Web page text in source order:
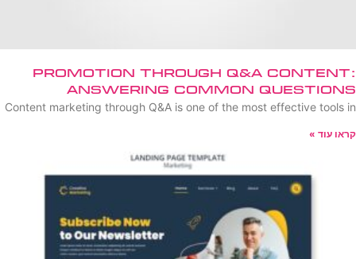
Promotion Through Q&A Content:
Answering Common Questions
Content marketing through Q&A is one of the most effective tools in
קראו עוד »